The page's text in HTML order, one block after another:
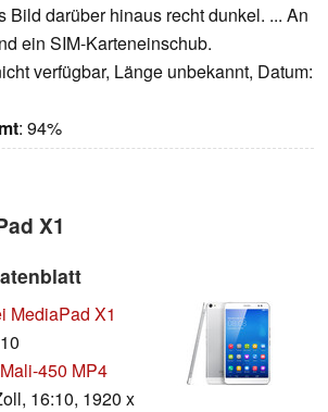
Bild darüber hinaus recht dunkel. ... An
ein SIM-Karteneinschub.
verfügbar, Länge unbekannt, Datum:
: 94%
X1
MediaPad X1
450 MP4
16:10, 1920 x